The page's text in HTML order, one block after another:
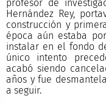
profesor de
Hernández Rey,
construcción y
época aún estaba
instalar en el fondo
único intento
acabó siendo
años y fue
a seguir.